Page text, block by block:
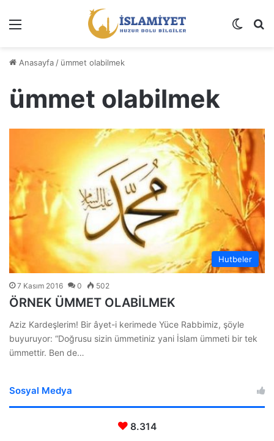
Dış
Anasayfa / ümmet olabilmek
ümmet olabilmek
Hutbeler
7 Kasım 2016 0 502
ÖRNEK ÜMMET OLABİLMEK
Aziz Kardeşlerim! Bir âyet-i kerimede Yüce Rabbimiz, şöyle
buyuruyor: “Doğrusu sizin ümmetiniz yani İslam ümmeti bir tek
ümmettir. Ben de…
Sosyal Medya
8.314